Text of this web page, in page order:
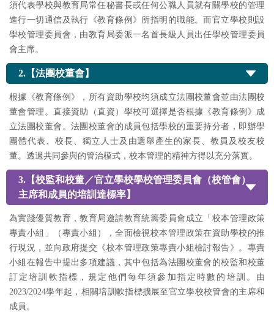
須代表學校與教育局常任秘書長或任何公職人員就有關學校的管理
進行一切通信及執行《教育條例》所指明的職能。而官立學校則設
學校管理委員會，由教育局委派一名首長級人員出任學校管理委員
會主席。
2.【法團校董會】
根據《教育條例》，所有資助學校均須成立法團校董會並由法團校
董會管理。直接資助（直資）學校可選擇是否根據《教育條例》成
立法團校董會。法團校董會的成員包括學校的重要持分者，即辦學
團體代表、校長、獨立人士及由選舉產生的家長、教員及校友校
董。透過共同參與的管治模式，校本管理的精神方得以充分落實。
3.【校監和校董／官立學校學校管理委員會（校管會）
主席和成員的培訓達標率】
為實踐優質教育，教育局邀請教育統籌委員會成立「校本管理政策
專責小組」（專責小組），全面檢視校本管理政策在資助學校的推
行現況，並向政府提交《校本管理政策專責小組檢討報告》。專責
小組在報告中提出多項建議，其中包括為法團校董會的校監和校董
訂定培訓軟指標，規定他們每年須參加指定時數的培訓。由
2023/2024學年起，相關培訓軟指標擴展至官立學校校管會的主席和
成員。